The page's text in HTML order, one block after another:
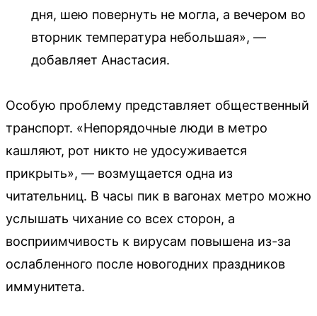
дня, шею повернуть не могла, а вечером во
вторник температура небольшая», —
добавляет Анастасия.
Особую проблему представляет общественный
транспорт. «Непорядочные люди в метро
кашляют, рот никто не удосуживается
прикрыть», — возмущается одна из
читательниц. В часы пик в вагонах метро можно
услышать чихание со всех сторон, а
восприимчивость к вирусам повышена из-за
ослабленного после новогодних праздников
иммунитета.